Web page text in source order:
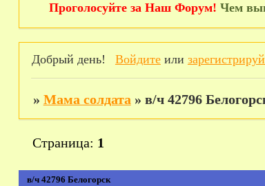
Проголосуйте за Наш Форум! Чем
Добрый день! Войдитеили
» Мама солдата » в/ч 42796
в/ч 42796 Белогорск
Страница: 1